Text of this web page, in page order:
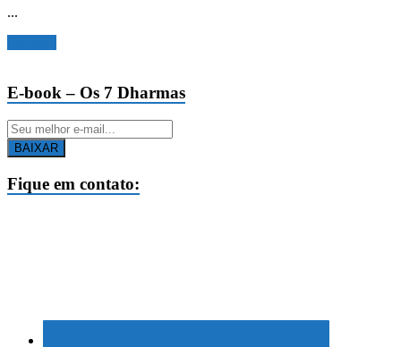
...
E-book – Os 7 Dharmas
BAIXAR
Fique em contato: